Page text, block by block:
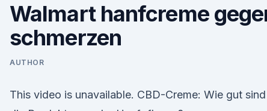
Walmart hanfcreme
schmerzen
AUTHOR
This video is unavailable. CBD-Creme: Wie gut sind